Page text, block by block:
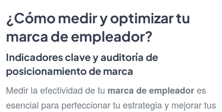
¿Cómo medir y optimizar tu
marca de empleador?
Indicadores clave y auditoría de
posicionamiento de marca
Medir la efectividad de tu marca de empleadores
esencial para perfeccionar tu estrategia y mejorar tus